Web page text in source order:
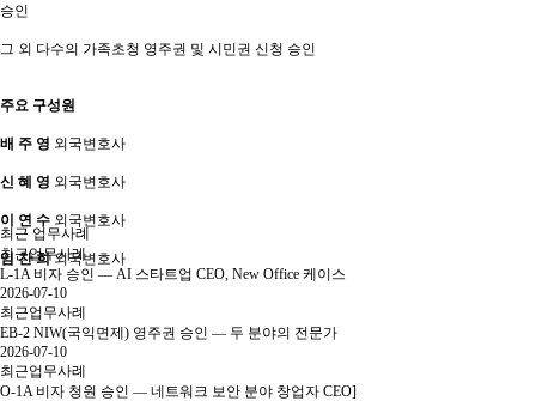
승인
그 외 다수의 가족초청 영주권 및 시민권 신청 승인
주요 구성원
배 주 영 외국변호사
신 혜 영 외국변호사
이 연 수 외국변호사
임 찬 희 외국변호사
최근 업무사례
최근업무사례
L-1A 비자 승인 — AI 스타트업 CEO, New Office 케이스
2026-07-10
최근업무사례
EB-2 NIW(국익면제) 영주권 승인 — 두 분야의 전문가
2026-07-10
최근업무사례
O-1A 비자 청원 승인 — 네트워크 보안 분야 창업자 CEO]